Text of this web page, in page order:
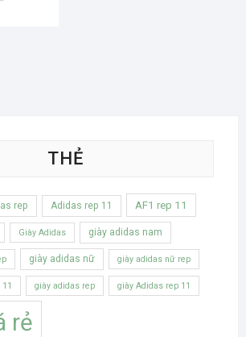
THẺ
rep Adidas rep 11 AF1 rep 11
Giày Adidas giày adidas nam
giày adidas nữ giày adidas nữ rep
giày adidas rep giày Adidas rep 11
rẻ